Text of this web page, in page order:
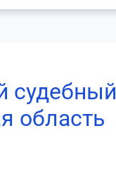
судебный
область